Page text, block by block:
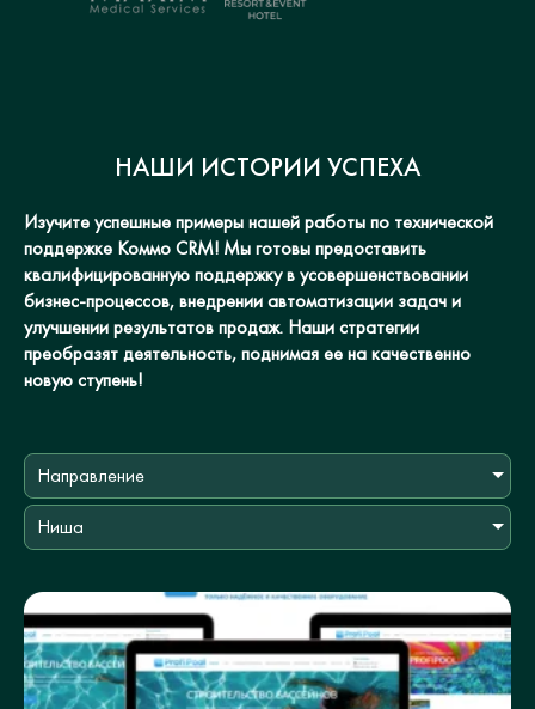
НАШИ ИСТОРИИ УСПЕХА
Изучите успешные примеры нашей работы по технической
поддержке Коммо CRM! Мы готовы предоставить
квалифицированную поддержку в усовершенствовании
бизнес-процессов, внедрении автоматизации задач и
улучшении результатов продаж. Наши стратегии
преобразят деятельность, поднимая ее на качественно
новую ступень!
Направление
Ниша